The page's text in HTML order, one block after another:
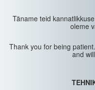
Täname teid
oleme
Thank you for being
and